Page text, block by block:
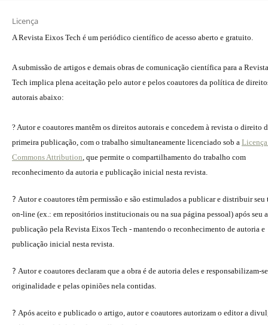
Licença
A Revista Eixos Tech é um periódico científico de acesso aberto e gratuito.
A submissão de artigos e demais obras de comunicação científica para a
Tech implica plena aceitação pelo autor e pelos coautores da política de
autorais abaixo:
? Autor e coautores mantêm os direitos autorais e concedem à revista o direito
primeira publicação, com o trabalho simultaneamente licenciado sob a
Commons Attribution, que permite o compartilhamento do trabalho com
reconhecimento da autoria e publicação inicial nesta revista.
? Autor e coautores têm permissão e são estimulados a publicar e distribuir seu
on-line (ex.: em repositórios institucionais ou na sua página pessoal) após seu
publicação pela Revista Eixos Tech - mantendo o reconhecimento de autoria e
publicação inicial nesta revista.
? Autor e coautores declaram que a obra é de autoria deles e responsabilizam-
originalidade e pelas opiniões nela contidas.
? Após aceito e publicado o artigo, autor e coautores autorizam o editor a